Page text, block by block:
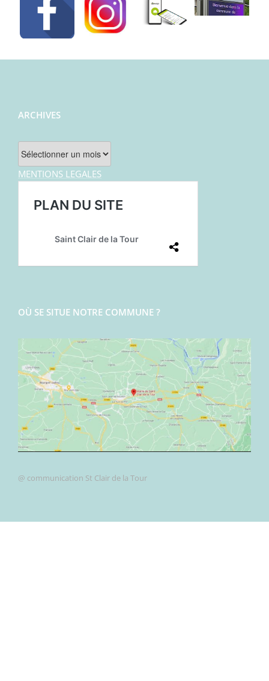
ARCHIVES
MENTIONS LEGALES
OÙ SE SITUE NOTRE COMMUNE ?
@ communication St Clair de la Tour